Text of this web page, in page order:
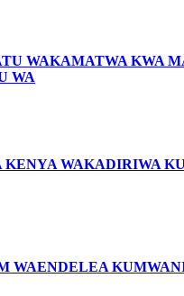
WAKAMATWA KWA
WA
KENYA WAKADIRIWA
WAENDELEA